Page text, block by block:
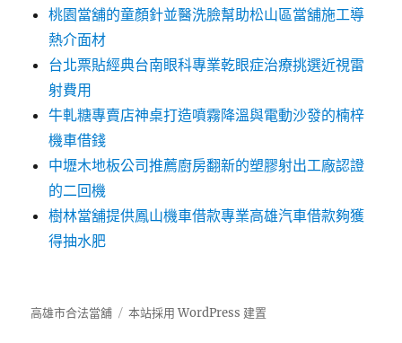
桃園當舖的童顏針並醫洗臉幫助松山區當舖施工導
熱介面材
台北票貼經典台南眼科專業乾眼症治療挑選近視雷
射費用
牛軋糖專賣店神桌打造噴霧降溫與電動沙發的楠梓
機車借錢
中壢木地板公司推薦廚房翻新的塑膠射出工廠認證
的二回機
樹林當舖提供鳳山機車借款專業高雄汽車借款夠獲
得抽水肥
高雄市合法當舖 本站採用 WordPress 建置